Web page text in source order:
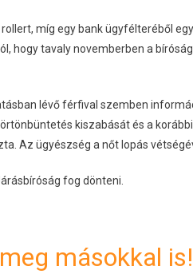
míg egy bank ügyfélteréből
hogy tavaly novemberben a
lévő férfival szemben
kiszabását és a
Az ügyészség a nőt lopás
fog dönteni.
másokkal is!